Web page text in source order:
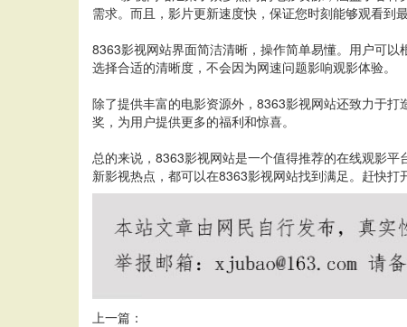
需求。而且，影片更新速度快，保证您时刻能够观看到
8363影视网站界面简洁清晰，操作简单易懂。用户可
选择合适的清晰度，不会因为网速问题影响观影体验。
除了提供丰富的电影资源外，8363影视网站还致力于
奖，为用户提供更多的福利和惊喜。
总的来说，8363影视网站是一个值得推荐的在线观影
新影视热点，都可以在8363影视网站找到满足。赶快
上一篇：